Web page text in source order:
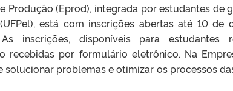
Produção (Eprod), integrada por estudantes de
está com inscrições abertas até 10 de
inscrições, disponíveis para estudantes
recebidas por formulário eletrônico. Na
problemas e otimizar os processos